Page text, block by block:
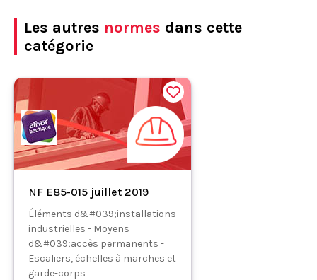
Les autres normes dans cette
catégorie
NF E85-015 juillet 2019
Éléments d&#039;installations
industrielles - Moyens
d&#039;accès permanents -
Escaliers, échelles à marches et
garde-corps